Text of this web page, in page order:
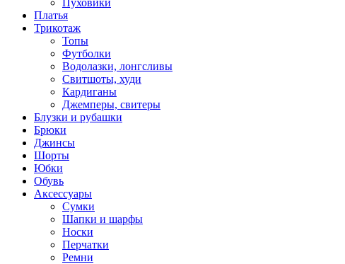
Пуховики
Платья
Трикотаж
Топы
Футболки
Водолазки, лонгсливы
Свитшоты, худи
Кардиганы
Джемперы, свитеры
Блузки и рубашки
Брюки
Джинсы
Шорты
Юбки
Обувь
Аксессуары
Сумки
Шапки и шарфы
Носки
Перчатки
Ремни